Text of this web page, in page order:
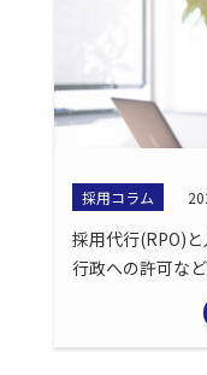
採用コラム
採用代行(RPO)
行政への許可な